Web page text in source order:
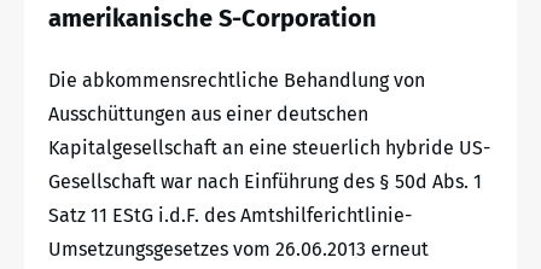
amerikanische S-Corporation
Die abkommensrechtliche Behandlung von
Ausschüttungen aus einer deutschen
Kapitalgesellschaft an eine steuerlich hybride US-
Gesellschaft war nach Einführung des § 50d Abs. 1
Satz 11 EStG i.d.F. des Amtshilferichtlinie-
Umsetzungsgesetzes vom 26.06.2013 erneut